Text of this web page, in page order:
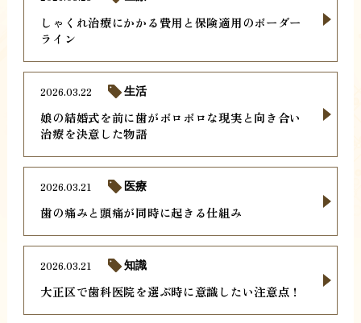
しゃくれ治療にかかる費用と保険適用のボーダー
ライン
娘の結婚式を前に歯がボロボロな現実と向き合い
治療を決意した物語
2026.03.22 生活
歯の痛みと頭痛が同時に起きる仕組み
2026.03.21 医療
大正区で歯科医院を選ぶ時に意識したい注意点！
2026.03.21 知識